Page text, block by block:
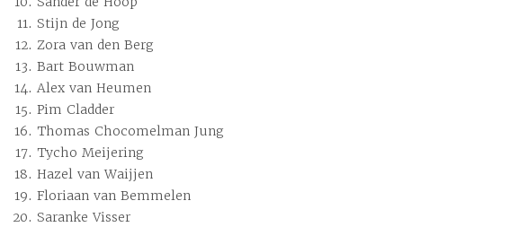
Stijn de Jong
Zora van den Berg
Bart Bouwman
Alex van Heumen
Pim Cladder
Thomas Chocomelman Jung
Tycho Meijering
Hazel van Waijjen
Floriaan van Bemmelen
Saranke Visser